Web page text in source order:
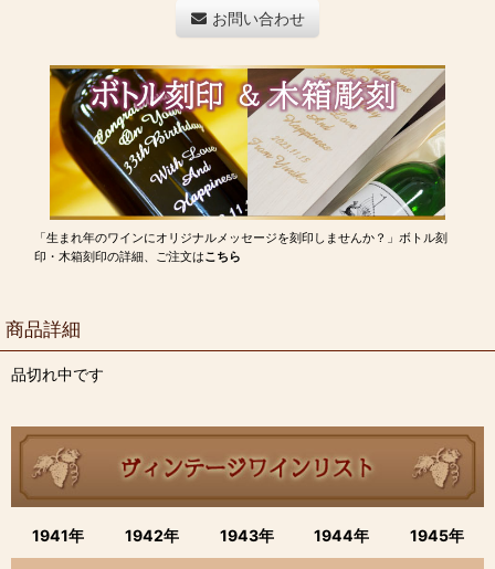
お問い合わせ
「生まれ年のワインにオリジナルメッセージを刻印しませんか？」ボトル刻
印・木箱刻印の詳細、ご注文はこちら
商品詳細
品切れ中です
1941年 1942年 1943年 1944年 1945年